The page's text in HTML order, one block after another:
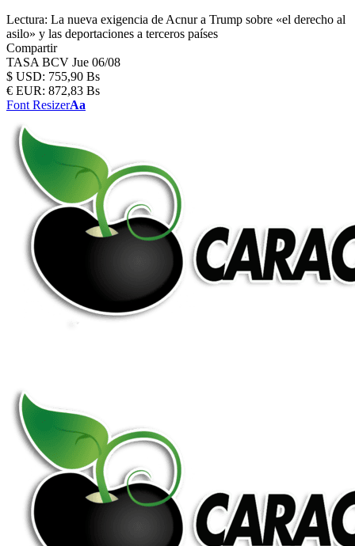
Lectura: La nueva exigencia de Acnur a Trump sobre «el derecho al
asilo» y las deportaciones a terceros países
Compartir
TASA BCV Jue 06/08
$ USD: 755,90 Bs
€ EUR: 872,83 Bs
Font ResizerAa